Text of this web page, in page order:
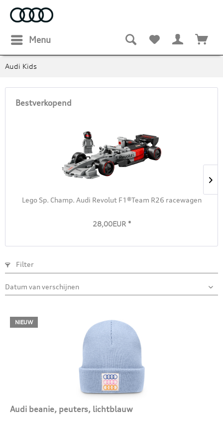
Menu
Audi Kids
Bestverkopend
Lego Sp. Champ. Audi Revolut F1®Team R26 racewagen
28,00EUR *
Filter
NIEUW
Audi beanie, peuters, lichtblauw